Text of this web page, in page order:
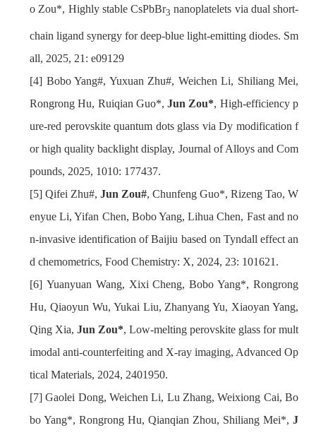
o Zou*, Highly stable CsPbBr3 nanoplatelets via dual short-
chain ligand synergy for deep-blue light-emitting diodes. Sm
all, 2025, 21: e09129
Bobo Yang#, Yuxuan Zhu#, Weichen Li, Shiliang Mei,
Rongrong Hu, Ruiqian Guo*,Jun Zou*, High-efficiency p
ure-red perovskite quantum dots glass via Dy modification f
or high quality backlight display, Journal of Alloys and Com
pounds, 2025, 1010: 177437.
Qifei Zhu#, Jun Zou#, Chunfeng Guo*, Rizeng Tao, W
enyue Li, Yifan Chen, Bobo Yang, Lihua Chen, Fast and no
n-invasive identification of Baijiu based on Tyndall effect an
d chemometrics, Food Chemistry: X, 2024, 23: 101621.
Yuanyuan Wang, Xixi Cheng, Bobo Yang*, Rongrong
Hu, Qiaoyun Wu, Yukai Liu, Zhanyang Yu, Xiaoyan Yang,
Qing Xia, Jun Zou*, Low-melting perovskite glass for mult
imodal anti-counterfeiting and X-ray imaging, Advanced Op
tical Materials, 2024, 2401950.
Gaolei Dong, Weichen Li, Lu Zhang, Weixiong Cai, Bo
bo Yang*, Rongrong Hu, Qianqian Zhou, Shiliang Mei*, J